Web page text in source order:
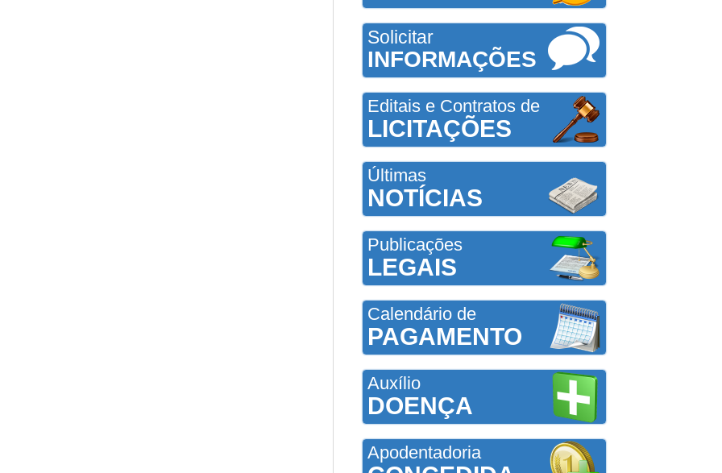
Solicitar
INFORMAÇÕES
Editais e Contratos de
LICITAÇÕES
Últimas
NOTÍCIAS
Publicações
LEGAIS
Calendário de
PAGAMENTO
Auxílio
DOENÇA
Apodentadoria